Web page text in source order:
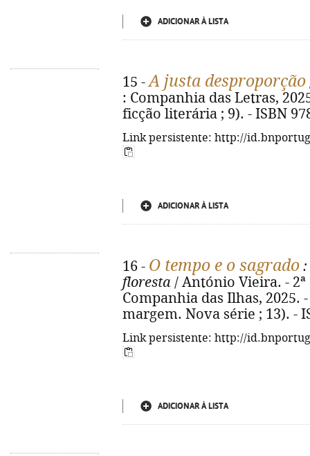
ADICIONAR À LISTA
15 -A justa desproporção
: Companhia das Letras,
ficção literária ; 9). - ISBN
Link persistente: http://
ADICIONAR À LISTA
16 - O tempo e o sagrado :
floresta / António Vieira. - 2ª
Companhia das Ilhas, 2025.
margem. Nova série ; 13). -
Link persistente: http://
ADICIONAR À LISTA